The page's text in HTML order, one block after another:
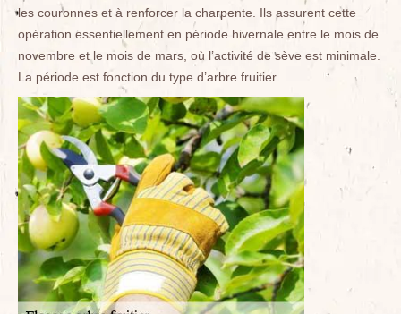
les couronnes et à renforcer la charpente. Ils assurent cette
opération essentiellement en période hivernale entre le mois de
novembre et le mois de mars, où l’activité de sève est minimale.
La période est fonction du type d’arbre fruitier.